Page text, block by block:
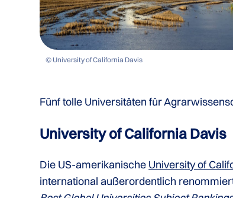
© University of California Davis
Fünf tolle Universitäten für
University of California Davis
Die US-amerikanische University of
international außerordentlich